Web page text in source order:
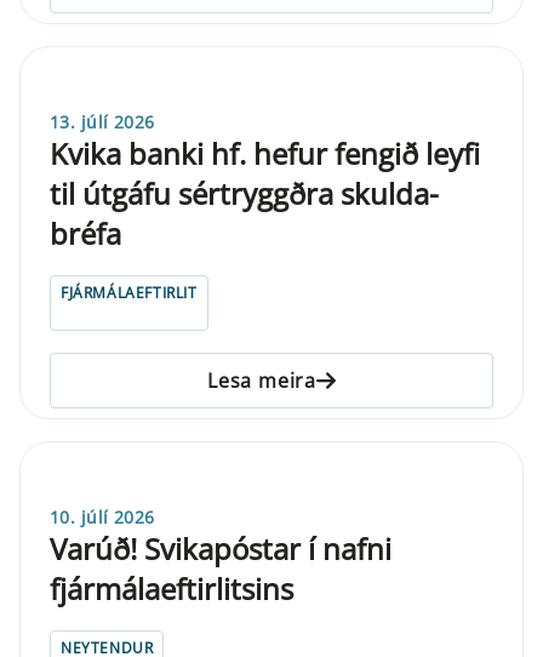
13. júlí 2026
Kvika banki hf. hefur fengið ley­fi
til út­gáfu sé­r­tryggðra skulda­
bréfa
FJÁRMÁLAEFTIRLIT
Lesa meira
10. júlí 2026
Varúð! Svikapóstar í nafni
fjármálaeftirlitsins
NEYTENDUR